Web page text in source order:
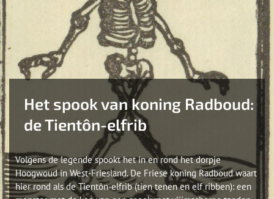
Het spook van koning Radboud:
de Tientôn-elfrib
Volgens de legende spookt het in en rond het dorpje
Hoogwoud in West-Friesland. De Friese koning Radboud waart
hier rond als de Tientôn-elfrib (tien tenen en elf ribben): een